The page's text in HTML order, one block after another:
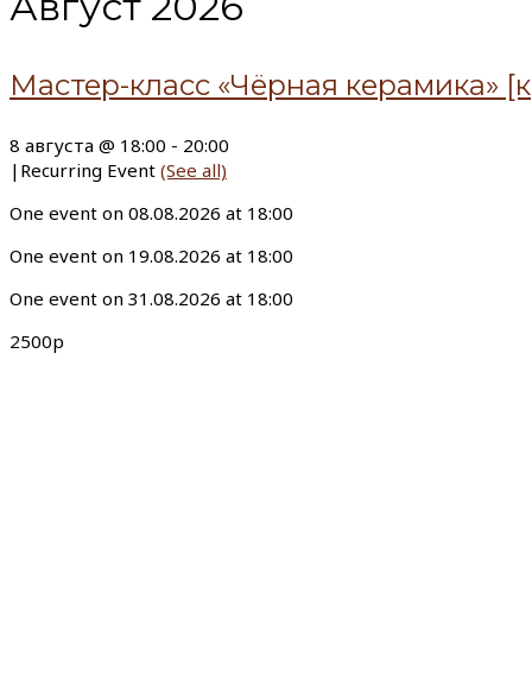
Мастер-класс «Чёрная керамика»
8 августа @ 18:00 - 20:00
| Recurring Event (See all)
One event on 08.08.2026 at 18:00
One event on 19.08.2026 at 18:00
One event on 31.08.2026 at 18:00
2500р